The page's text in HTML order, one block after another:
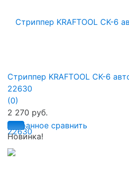
избранное сравнить
Стриппер KRAFTOOL CK-6
22630
(0)
2 270 руб.
Новинка!